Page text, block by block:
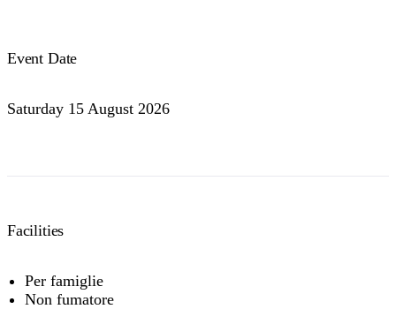
Event Date
Saturday 15 August 2026
Facilities
Per famiglie
Non fumatore